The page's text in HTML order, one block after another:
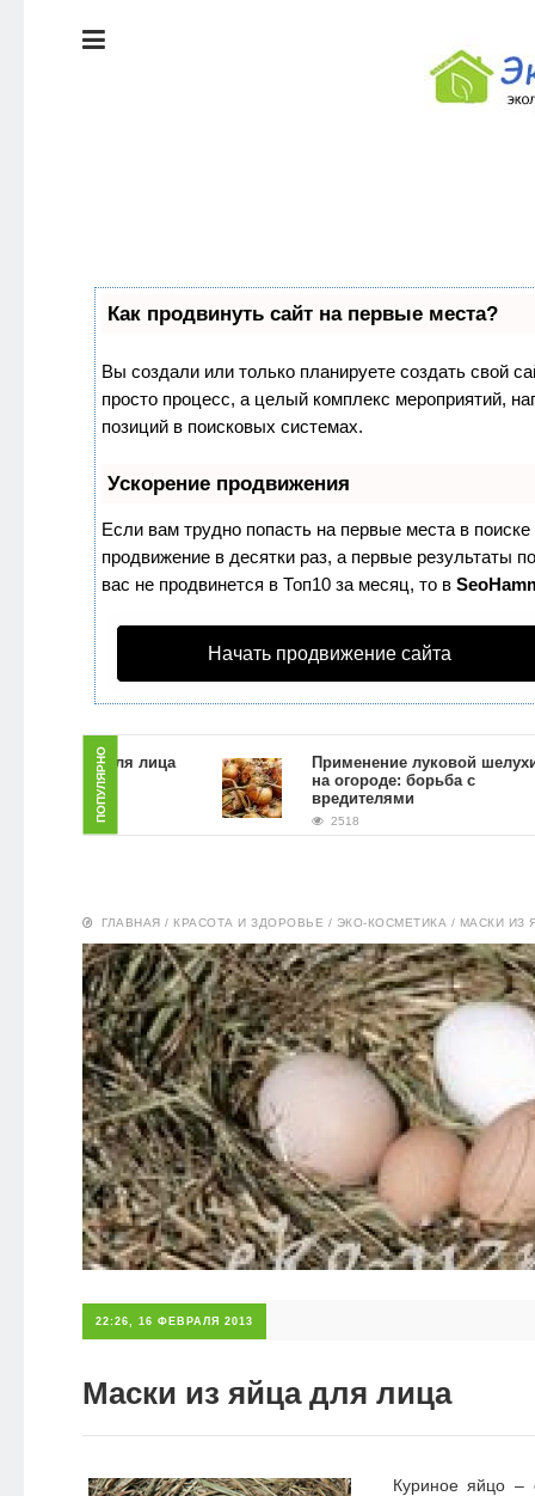
ЭКОЛОГИЯ
СТИЛЬ
ЖИЗНИ
ЭКОЛОГИЯ
КРАСОТА И
ЗДОРОВЬЕ
НОВОСТИ
Как продвинуть сайт на первые места?
Вы создали или только планируете создать свой
просто процесс, а целый комплекс мероприятий,
позиций в поисковых системах.
Ускорение продвижения
Если вам трудно попасть на первые места в
продвижение в десятки раз, а первые результаты
вас не продвинется в Топ10 за месяц, то в
Начать продвижение сайта
ПОПУЛЯРНО
скраб для лица
Применение луковой шелухи
на огороде: борьба с
вредителями
2518
ГЛАВНАЯ / КРАСОТА И ЗДОРОВЬЕ / ЭКО-КОСМЕТИКА / МАСКИ ИЗ
22:26, 16 ФЕВРАЛЯ 2013
Маски из яйца для лица
Куриное яйцо –